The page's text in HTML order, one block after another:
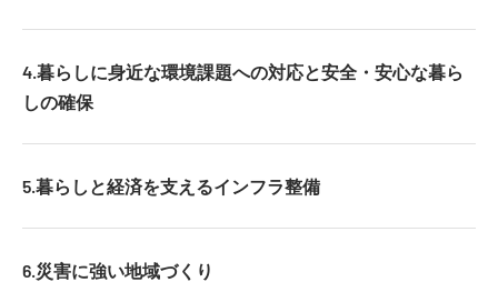
4.暮らしに身近な環境課題への対応と安全・安心な暮ら
しの確保
5.暮らしと経済を支えるインフラ整備
6.災害に強い地域づくり